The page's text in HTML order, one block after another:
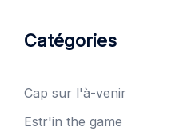
Catégories
Cap sur l'à-venir
Estr'in the game